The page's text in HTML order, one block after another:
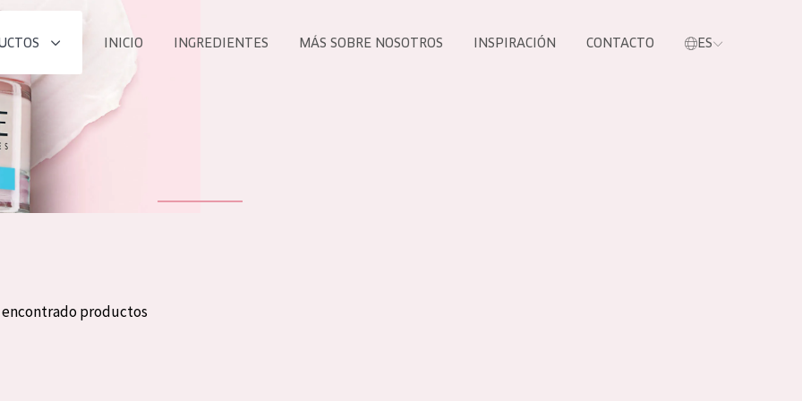
INICIO INGREDIENTES MÁS SOBRE NOSOTROS INSPIRACIÓN CONTACTO ES
encontrado productos